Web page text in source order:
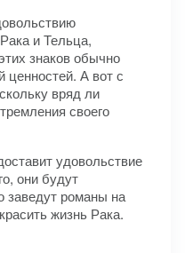
и Тельца,
знаков обычно
ценностей. А вот с
вряд ли
своего
удовольствие
они будут
заведут романы на
жизнь Рака.